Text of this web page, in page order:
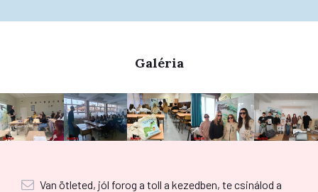
Galéria
Van ötleted, jól forog a toll a kezedben, te csinálod a